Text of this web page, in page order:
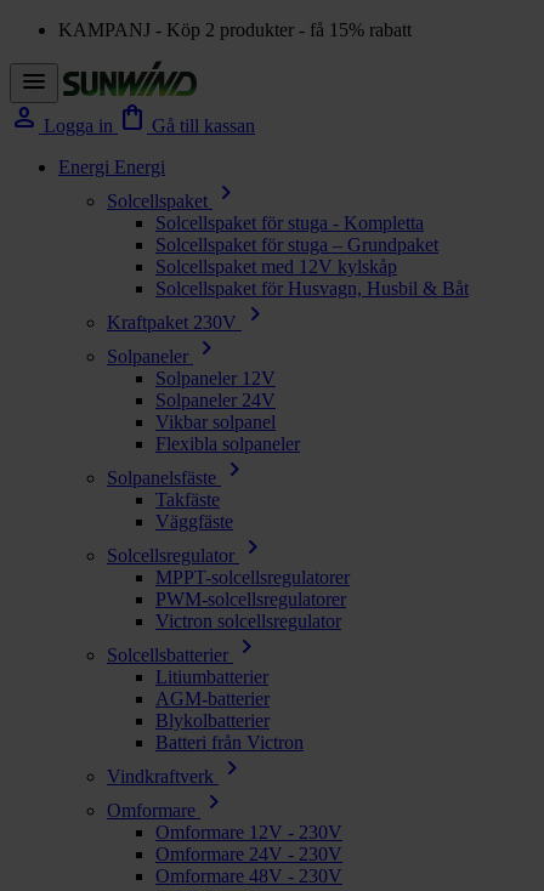
KAMPANJ - Köp 2 produkter - få 15% rabatt
menu
person Logga in shopping_bag Gå till kassan
Energi Energi
Solcellspaket
chevron_right
Solcellspaket för stuga - Kompletta
Solcellspaket för stuga – Grundpaket
Solcellspaket med 12V kylskåp
Solcellspaket för Husvagn, Husbil & Båt
Kraftpaket 230V
chevron_right
Solpaneler chevron_right
Solpaneler 12V
Solpaneler 24V
Vikbar solpanel
Flexibla solpaneler
Solpanelsfäste
chevron_right
Takfäste
Väggfäste
Solcellsregulator
chevron_right
MPPT-solcellsregulatorer
PWM-solcellsregulatorer
Victron solcellsregulator
Solcellsbatterier
chevron_right
Litiumbatterier
AGM-batterier
Blykolbatterier
Batteri från Victron
Vindkraftverk
chevron_right
Omformare chevron_right
Omformare 12V - 230V
Omformare 24V - 230V
Omformare 48V - 230V